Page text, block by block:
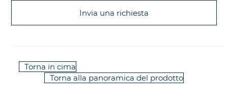
Invia una richiesta
Torna in cima
Torna alla panoramica del prodotto